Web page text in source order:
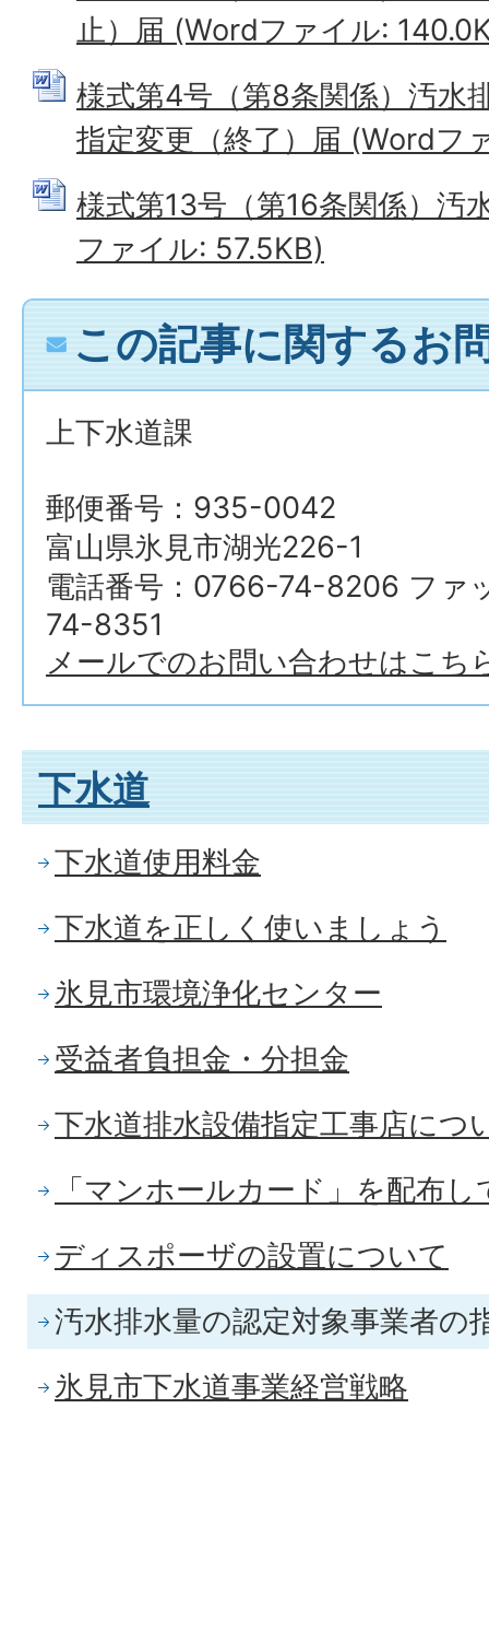
止）届 (Wordファイル:
様式第4号（第8条関係）汚水
指定変更（終了）届 (Wordフ
様式第13号（第16条関係）汚
ファイル: 57.5KB)
この記事に関するお
上下水道課
郵便番号：935-0042
富山県氷見市湖光226-1
電話番号：0766-74-8206 ファ
74-8351
メールでのお問い合わせはこち
下水道
下水道使用料金
下水道を正しく使いましょう
氷見市環境浄化センター
受益者負担金・分担金
下水道排水設備指定工事店につ
「マンホールカード」を配布
ディスポーザの設置について
汚水排水量の認定対象事業者の
氷見市下水道事業経営戦略